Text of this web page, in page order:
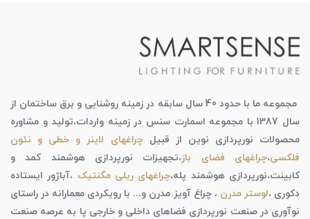
مجموعه ما با حدود 40 سال سابقه در زمینه روشنایی و برق ساختمان از
سال 1387 با مجموعه اسمارت سنس در زمینه واردات،تولید و مشاوره
محصولات نورپردازی نوین از قبیلچراغهای لاینر و خطی و نئون
فلکسی،چراغهای فضای باز،تجهیزات نورپردازی هوشمند کمد و
کابینت،نورپردازی هوشمند پله،چراغهای ریلی مگنتیک ،آباژور ایستاده
دکوری ،لوستر مدرن ، چراغ آویز مدرن و... با رویکردی معمارانه در راستای
نوآوری در صنعت نورپردازی فضاهای داخلی و خارجی پا به عرصه صنعت